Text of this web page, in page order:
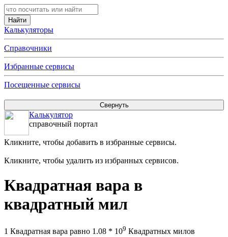
Калькуляторы
Справочники
Избранные сервисы
Посещенные сервисы
Калькулятор
справочный портал
Кликните, чтобы добавить в избранные сервисы.
Кликните, чтобы удалить из избранных сервисов.
Квадратная вара в
квадратный мил
1 Квадратная вара равно 1.08 * 109 Квадратных милов